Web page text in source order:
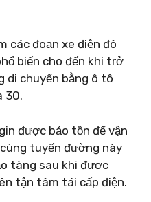
các đoạn xe điện đô
biến cho đến khi trở
di chuyển bằng ô tô
30.
được bảo tồn để vận
tuyến đường này
tàng sau khi được
tận tâm tái cấp điện.